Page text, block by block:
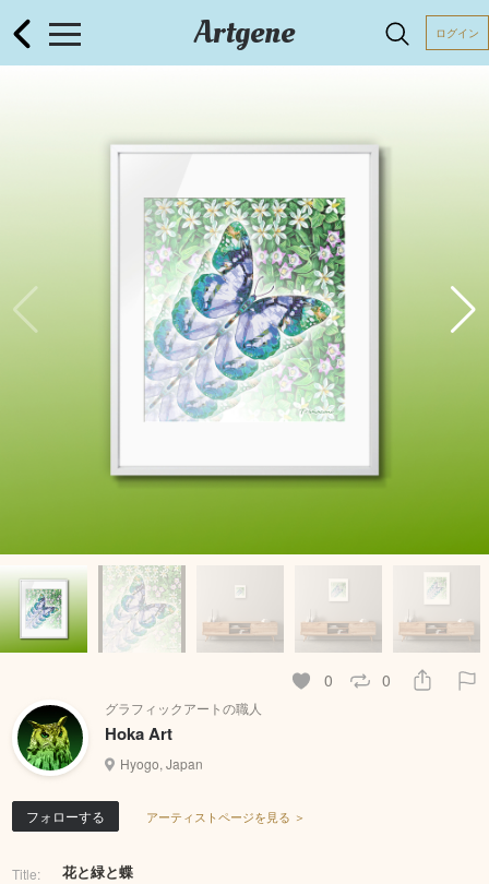
Artgene ログイン
0 0
グラフィックアートの職人
Hoka Art
Hyogo, Japan
フォローする アーティストページを見る ＞
Title: 花と緑と蝶